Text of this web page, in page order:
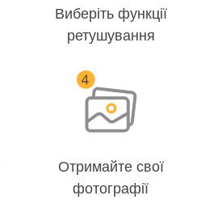
Виберіть функції
ретушування
Отримайте свої
фотографії